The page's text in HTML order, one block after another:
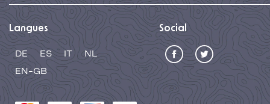
Langues
DE ES IT
NL
EN-GB
Social